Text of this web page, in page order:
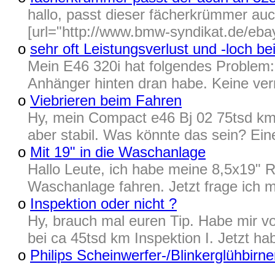
hallo, passt dieser fächerkrümmer
[url="http://www.bmw-syndikat.de/
o sehr oft Leistungsverlust und -loch
Mein E46 320i hat folgendes
Anhänger hinten dran habe. Keine
o Viebrieren beim Fahren
Hy, mein Compact e46 Bj 02 75tsd
aber stabil. Was könnte das sein?
o Mit 19" in die Waschanlage
Hallo Leute, ich habe meine 8,5x19"
Waschanlage fahren. Jetzt frage ich
o Inspektion oder nicht ?
Hy, brauch mal euren Tip. Habe mir
bei ca 45tsd km Inspektion I. Jetzt
o Philips Scheinwerfer-/